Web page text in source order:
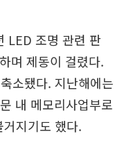
LED 조명 관련 판
며 제동이 걸렸다.
소됐다. 지난해에는
내 메모리사업부로
지기도 했다.